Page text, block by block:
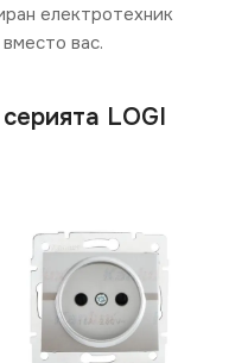
електротехник
вас.
LOGI